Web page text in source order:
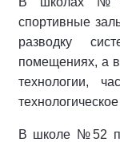
спортивные
разводку
помещениях, а
технологии,
В школе №52